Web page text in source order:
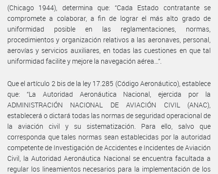
(Chicago 1944), determina que: “Cada Estado contratante se
compromete a colaborar, a fin de lograr el más alto grado de
uniformidad posible en las reglamentaciones, normas,
procedimientos y organización relativos a las aeronaves, personal,
aerovías y servicios auxiliares, en todas las cuestiones en que tal
uniformidad facilite y mejore la navegación aérea…”.
Que el artículo 2 bis de la ley 17.285 (Código Aeronáutico), establece
que: “La Autoridad Aeronáutica Nacional, ejercida por la
ADMINISTRACIÓN NACIONAL DE AVIACIÓN CIVIL (ANAC),
establecerá o dictará todas las normas de seguridad operacional de
la aviación civil y su sistematización. Para ello, salvo que
corresponda que tales normas sean establecidas por la autoridad
competente de Investigación de Accidentes e Incidentes de Aviación
Civil, la Autoridad Aeronáutica Nacional se encuentra facultada a
regular los lineamientos necesarios para la implementación de los